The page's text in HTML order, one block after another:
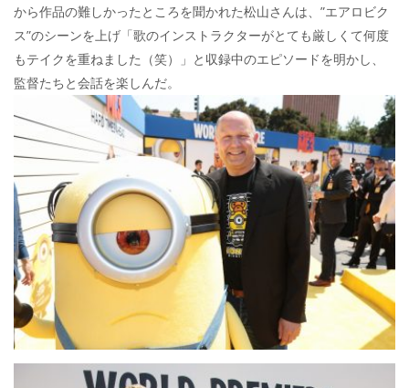
から作品の難しかったところを聞かれた松山さんは、”エアロビク
ス”のシーンを上げ「歌のインストラクターがとても厳しくて何度
もテイクを重ねました（笑）」と収録中のエピソードを明かし、
監督たちと会話を楽しんだ。